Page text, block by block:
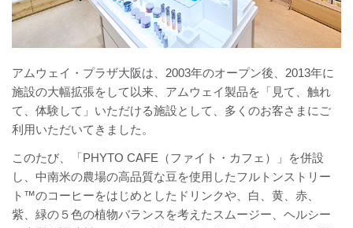
アムウェイ・プラザ大阪は、2003年のオープン後、2013年に
施設の大幅拡張をして以来、アムウェイ製品を「見て、触れ
て、体験して」いただける施設として、多くのお客さまにご
利用いただいてきました。
このたび、「PHYTO CAFE（ファイト・カフェ）」を併設
し、中南米の農場の高品質な豆を使用したフルトンストリー
ト™のコーヒーをはじめとしたドリンクや、白、黄、赤、
紫、緑の５色の植物バランスを考えたスムージー、ヘルシー